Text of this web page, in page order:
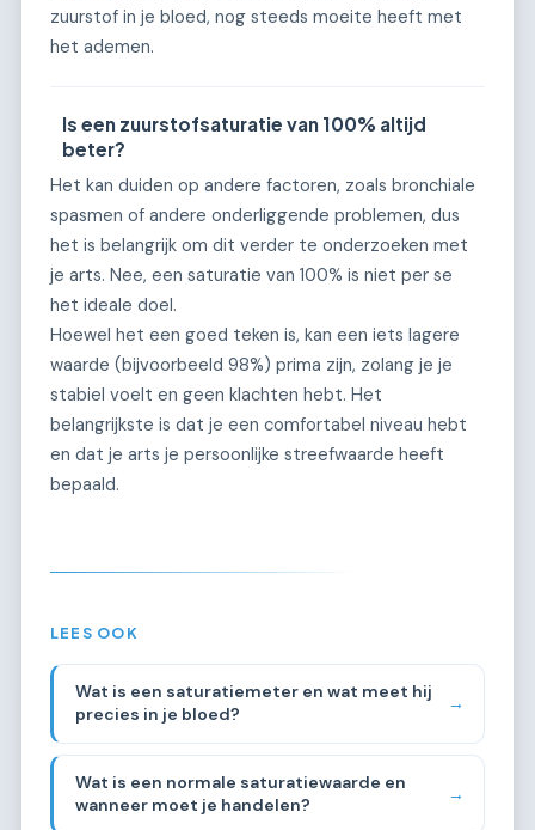
zuurstof in je bloed, nog steeds moeite heeft met
het ademen.
Is een zuurstofsaturatie van 100% altijd
beter?
Het kan duiden op andere factoren, zoals bronchiale
spasmen of andere onderliggende problemen, dus
het is belangrijk om dit verder te onderzoeken met
je arts. Nee, een saturatie van 100% is niet per se
het ideale doel.
Hoewel het een goed teken is, kan een iets lagere
waarde (bijvoorbeeld 98%) prima zijn, zolang je je
stabiel voelt en geen klachten hebt. Het
belangrijkste is dat je een comfortabel niveau hebt
en dat je arts je persoonlijke streefwaarde heeft
bepaald.
LEES OOK
Wat is een saturatiemeter en wat meet hij
precies in je bloed?
→
Wat is een normale saturatiewaarde en
wanneer moet je handelen?
→